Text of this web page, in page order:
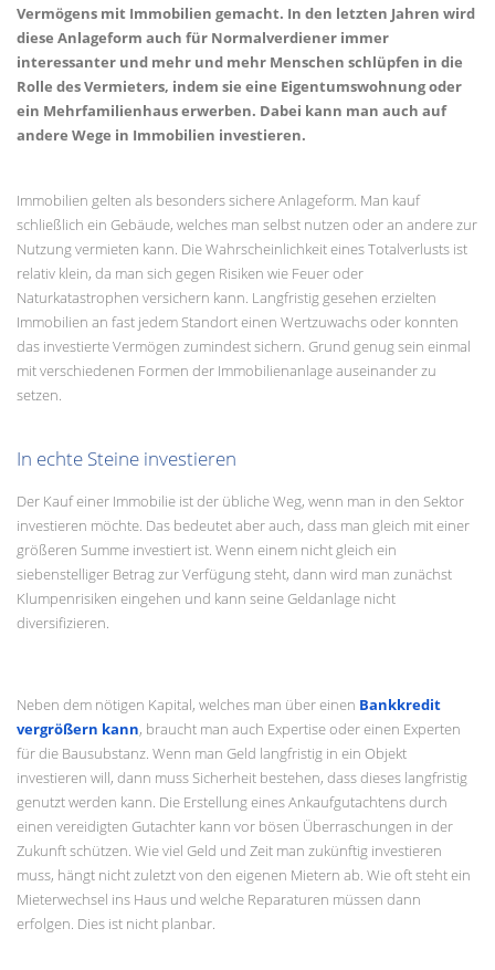
Vermögens mit Immobilien gemacht. In den letzten Jahren wird
diese Anlageform auch für Normalverdiener immer
interessanter und mehr und mehr Menschen schlüpfen in die
Rolle des Vermieters, indem sie eine Eigentumswohnung oder
ein Mehrfamilienhaus erwerben. Dabei kann man auch auf
andere Wege in Immobilien investieren.
Immobilien gelten als besonders sichere Anlageform. Man kauf
schließlich ein Gebäude, welches man selbst nutzen oder an andere zur
Nutzung vermieten kann. Die Wahrscheinlichkeit eines Totalverlusts ist
relativ klein, da man sich gegen Risiken wie Feuer oder
Naturkatastrophen versichern kann. Langfristig gesehen erzielten
Immobilien an fast jedem Standort einen Wertzuwachs oder konnten
das investierte Vermögen zumindest sichern. Grund genug sein einmal
mit verschiedenen Formen der Immobilienanlage auseinander zu
setzen.
In echte Steine investieren
Der Kauf einer Immobilie ist der übliche Weg, wenn man in den Sektor
investieren möchte. Das bedeutet aber auch, dass man gleich mit einer
größeren Summe investiert ist. Wenn einem nicht gleich ein
siebenstelliger Betrag zur Verfügung steht, dann wird man zunächst
Klumpenrisiken eingehen und kann seine Geldanlage nicht
diversifizieren.
Neben dem nötigen Kapital, welches man über einen Bankkredit
vergrößern kann, braucht man auch Expertise oder einen Experten
für die Bausubstanz. Wenn man Geld langfristig in ein Objekt
investieren will, dann muss Sicherheit bestehen, dass dieses langfristig
genutzt werden kann. Die Erstellung eines Ankaufgutachtens durch
einen vereidigten Gutachter kann vor bösen Überraschungen in der
Zukunft schützen. Wie viel Geld und Zeit man zukünftig investieren
muss, hängt nicht zuletzt von den eigenen Mietern ab. Wie oft steht ein
Mieterwechsel ins Haus und welche Reparaturen müssen dann
erfolgen. Dies ist nicht planbar.